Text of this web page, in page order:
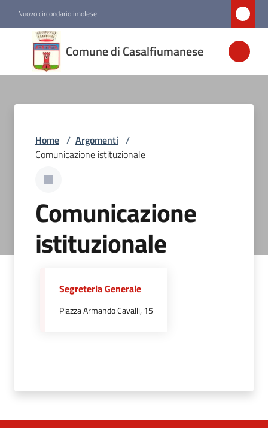
Nuovo circondario imolese
Comune di Casalfiumanese
Comune di
Casalfiumanese
Novità
Vivere
Casalfiumanese
Tutti
argomenti
Home / Argomenti /
Comunicazione istituzionale
Comunicazione
istituzionale
Segreteria Generale
Piazza Armando Cavalli, 15